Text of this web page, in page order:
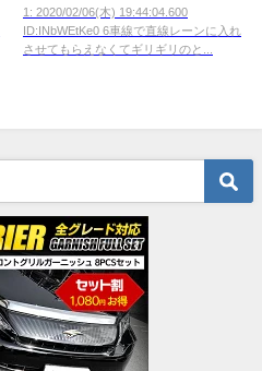
ｗ
1: 2020/02/06(木) 19:44:04.600
ID:INbWEtKe0 6車線で直線レーンに入れ
させてもらえなくてギリギリのと...